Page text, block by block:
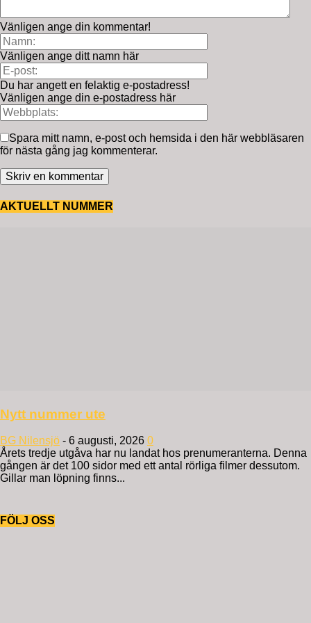
Vänligen ange din kommentar!
Vänligen ange ditt namn här
Du har angett en felaktig e-postadress!
Vänligen ange din e-postadress här
Spara mitt namn, e-post och hemsida i den här webbläsaren
för nästa gång jag kommenterar.
AKTUELLT NUMMER
Nytt nummer ute
BG Nilensjö - 6 augusti, 2026 0
Årets tredje utgåva har nu landat hos prenumeranterna. Denna
gången är det 100 sidor med ett antal rörliga filmer dessutom.
Gillar man löpning finns...
FÖLJ OSS